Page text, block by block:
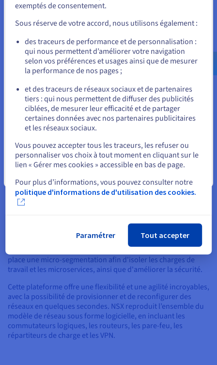
vMotion
vMotion est une fonctionnalité clé de vSphere, qui permet la
autre sans temps d'arrêt. Cela signifie que vous pouvez
déplacer une machine virtuelle en cours de fonctionnement
d'un serveur physique à un autre, sans perturber les
applications ni les services.
vMotion assure la maintenance, l’optimisation des ressources
et la flexibilité de la répartition de charge, garantissant ainsi
une disponibilité continue pour vos charges de travail
critiques.
Réseaux virtuels et sécurité
sécurité sont des composantes essentielles de toute
infrastructure informatique moderne. Pour répondre à ces
besoins, elle propose
NSX permet de créer et de gérer des réseaux virtuels
entièrement sous forme logicielle. Il est possible de mettre en
place une micro-segmentation afin d'isoler les charges de
travail et les microservices, ainsi que d'améliorer la sécurité.
Cette plateforme offre une flexibilité et une agilité incroyables,
avec la possibilité de provisionner et de reconfigurer des
réseaux en quelques secondes. NSX reproduit l’ensemble du
modèle de réseau sous forme logicielle, en incluant les
commutateurs logiques, les routeurs, les pare-feu, les
répartiteurs de charge et les VPN.
Pour commander, rendez-vous sur le site de votre pays (États-
Allez sur le site États-Unis
us.ovhcloud.com/
Anglais USD - $
ou
Rester sur le site actuel
Sélectionner un autre site web
exemptés de consentement.
Sous réserve de votre accord, nous utilisons également :
des traceurs de performance et de personnalisation :
qui nous permettent d’améliorer votre navigation
selon vos préférences et usages ainsi que de mesurer
la performance de nos pages ;
et des traceurs de réseaux sociaux et de partenaires
tiers : qui nous permettent de diffuser des publicités
ciblées, de mesurer leur efficacité et de partager
certaines données avec nos partenaires publicitaires
et les réseaux sociaux.
Vous pouvez accepter tous les traceurs, les refuser ou
personnaliser vos choix à tout moment en cliquant sur le
lien « Gérer mes cookies » accessible en bas de page.
Pour plus d’informations, vous pouvez consulter notre
politique d'informations de d'utilisation des cookies.
Paramétrer Tout accepter